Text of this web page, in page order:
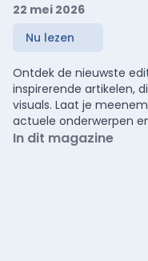
22 mei 2026
Nu lezen
Ontdek de nieuwste
inspirerende artikelen,
visuals. Laat je
actuele onderwerpen
In dit magazine